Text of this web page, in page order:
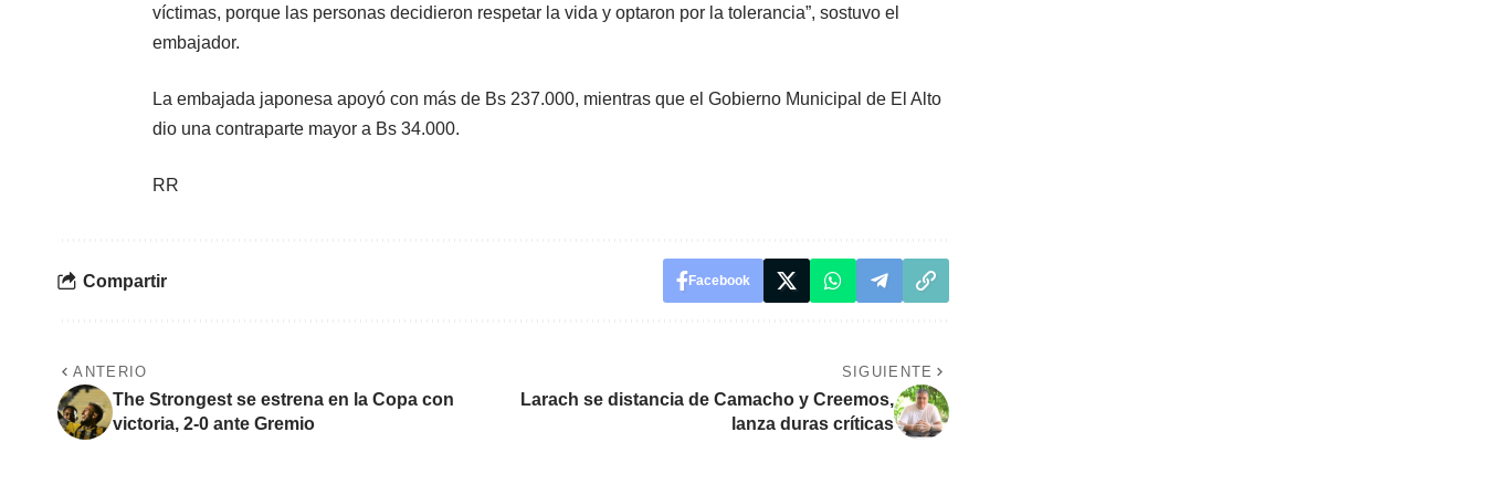
víctimas, porque las personas decidieron respetar la vida y optaron por la tolerancia”, sostuvo el
embajador.
La embajada japonesa apoyó con más de Bs 237.000, mientras que el Gobierno Municipal de El Alto
dio una contraparte mayor a Bs 34.000.
RR
Compartir Facebook
ANTERIO
The Strongest se estrena en la Copa con
victoria, 2-0 ante Gremio
SIGUIENTE
Larach se distancia de Camacho y Creemos,
lanza duras críticas